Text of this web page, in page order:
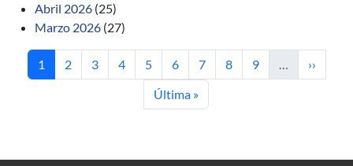
Abril 2026 (25)
Marzo 2026 (27)
Página actual
1 Página
2 Página
3 Página
4 Página
5 Página
6 Página
7 Página
8 Página
9 …
››
Última página
Última »